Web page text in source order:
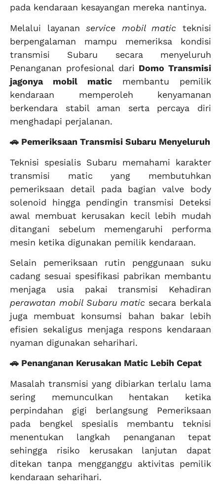
pada kendaraan kesayangan mereka nantinya.
Melalui layananservice mobil matic teknisi
berpengalaman mampu memeriksa kondisi
transmisi Subaru secara menyeluruh
Penanganan profesional dari Domo Transmisi
jagonya mobil matic membantu pemilik
kendaraan memperoleh kenyamanan
berkendara stabil aman serta percaya diri
menghadapi perjalanan.
🚗 Pemeriksaan Transmisi Subaru Menyeluruh
Teknisi spesialis Subaru memahami karakter
transmisi matic yang membutuhkan
pemeriksaan detail pada bagian valve body
solenoid hingga pendingin transmisi Deteksi
awal membuat kerusakan kecil lebih mudah
ditangani sebelum memengaruhi performa
mesin ketika digunakan pemilik kendaraan.
Selain pemeriksaan rutin penggunaan suku
cadang sesuai spesifikasi pabrikan membantu
menjaga usia pakai transmisi Kehadiran
perawatan mobil Subaru matic secara berkala
juga membuat konsumsi bahan bakar lebih
efisien sekaligus menjaga respons kendaraan
nyaman digunakan seharihari.
🚗 Penanganan Kerusakan Matic Lebih Cepat
Masalah transmisi yang dibiarkan terlalu lama
sering memunculkan hentakan ketika
perpindahan gigi berlangsung Pemeriksaan
pada bengkel spesialis membantu teknisi
menentukan langkah penanganan tepat
sehingga risiko kerusakan lanjutan dapat
ditekan tanpa mengganggu aktivitas pemilik
kendaraan seharihari.